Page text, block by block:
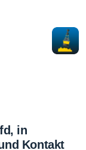
in
Kontakt